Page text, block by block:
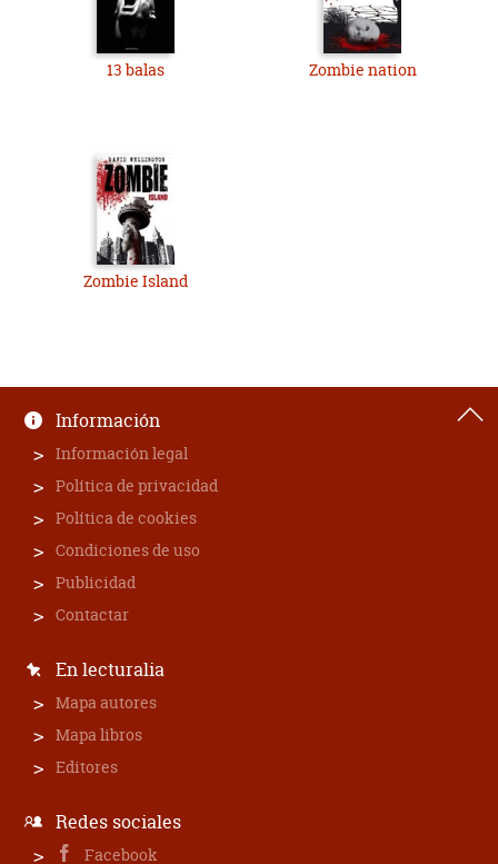
13 balas Zombie nation
Zombie Island
Información
Información legal
Política de privacidad
Política de cookies
Condiciones de uso
Publicidad
Contactar
En lecturalia
Mapa autores
Mapa libros
Editores
Redes sociales
Facebook